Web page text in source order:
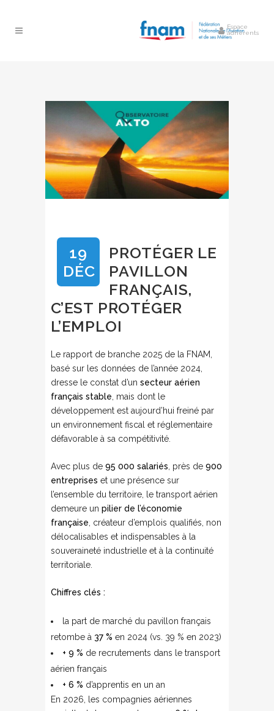
Espace
adhérents
19
DÉC
PROTÉGER LE
PAVILLON
FRANÇAIS,
C’EST PROTÉGER
L’EMPLOI
Le rapport de branche 2025 de la FNAM,
basé sur les données de l’année 2024,
dresse le constat d’un secteur aérien
français stable , mais dont le
développement est aujourd’hui freiné par
un environnement fiscal et réglementaire
défavorable à sa compétitivité.
Avec plus de 95 000 salariés , près de 900
entreprises et une présence sur
l’ensemble du territoire, le transport aérien
demeure un pilier de l’économie
française , créateur d’emplois qualifiés, non
délocalisables et indispensables à la
souveraineté industrielle et à la continuité
territoriale.
Chiffres clés :
la part de marché du pavillon français
retombe à 37 % en 2024 (vs. 39 % en 2023)
+ 9 % de recrutements dans le transport
aérien français
+ 6 % d’apprentis en un an
En 2026, les compagnies aériennes